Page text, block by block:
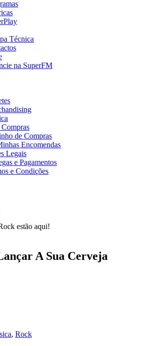
Técnica
na SuperFM
de Compras
Encomendas
Legais
e Pagamentos
e Condições
estão aqui!
A Sua Cerveja
, Rock